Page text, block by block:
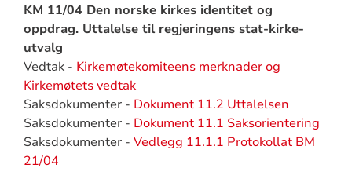
KM 11/04 Den norske kirkes identitet og
oppdrag. Uttalelse til regjeringens stat-kirke-
utvalg
Vedtak - Kirkemøtekomiteens merknader og
Kirkemøtets vedtak
Saksdokumenter - Dokument 11.2 Uttalelsen
Saksdokumenter - Dokument 11.1 Saksorientering
Saksdokumenter - Vedlegg 11.1.1 Protokollat BM
21/04